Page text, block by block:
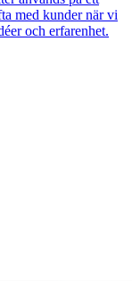
med kunder när vi
och erfarenhet.